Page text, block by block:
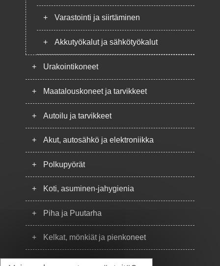
+ Varastointi ja siirtäminen
+ Akkutyökalut ja sähkötyökalut
+ Urakointikoneet
+ Maatalouskoneet ja tarvikkeet
+ Autoilu ja tarvikkeet
+ Akut, autosähkö ja elektroniikka
+ Polkupyörät
+ Koti, asuminen-jahygienia
+ Piha ja Puutarha
+ Kelkat, mönkiät ja pienkoneet